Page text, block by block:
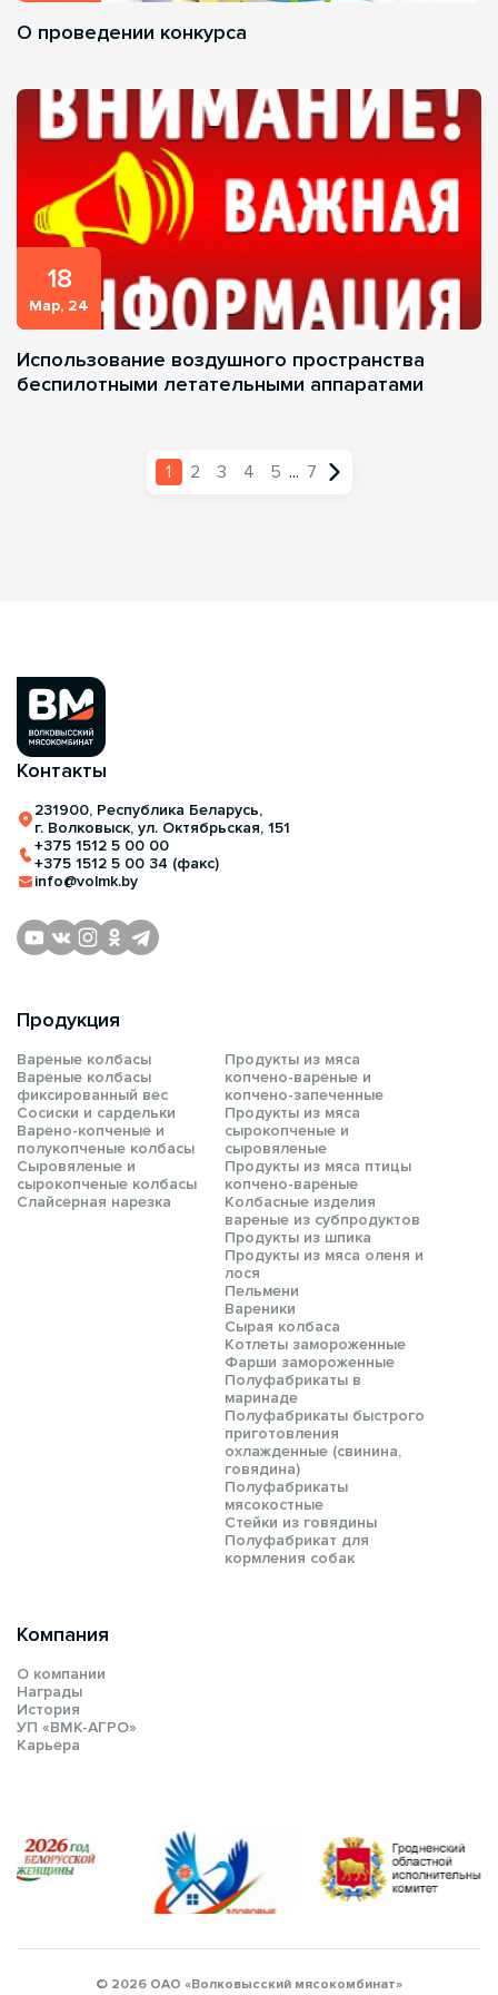
О проведении конкурса
18
Мар, 24
Использование воздушного пространства
беспилотными летательными аппаратами
1 2 3 4 5 ... 7
Компания
О компании
Награды
История
УП «ВМК-АГРО»
Карьера
Продукция
Вареные колбасы
Вареные колбасы
фиксированный вес
Сосиски и сардельки
Варено-копченые и
полукопченые колбасы
Сыровяленые и
сырокопченые колбасы
Слайсерная нарезка
Продукты из мяса
копчено-вареные и
копчено-запеченные
Продукты из мяса
сырокопченые и
сыровяленые
Продукты из мяса птицы
копчено-вареные
Колбасные изделия
вареные из субпродуктов
Продукты из шпика
Продукты из мяса оленя и
лося
Пельмени
Вареники
Сырая колбаса
Котлеты замороженные
Фарши замороженные
Полуфабрикаты в
маринаде
Полуфабрикаты быстрого
приготовления
охлажденные (свинина,
говядина)
Полуфабрикаты
мясокостные
Стейки из говядины
Полуфабрикат для
кормления собак
Контакты
231900, Республика Беларусь,
г. Волковыск, ул. Октябрьская, 151
+375 1512 5 00 00
+375 1512 5 00 34 (факс)
info@volmk.by
© 2026 ОАО «Волковысский мясокомбинат»